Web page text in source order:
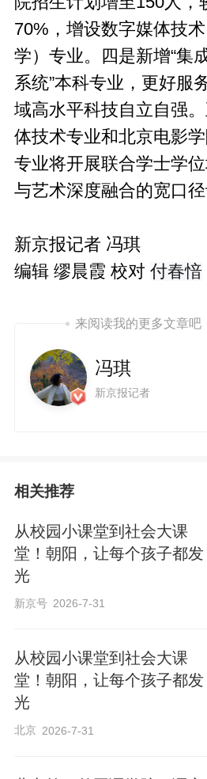
70%，增设数字媒体技
学）专业。四是新增“集
系统”本科专业，更好服
域高水平科技自立自强
体技术专业和北京电影
专业将开展联合学士学
与艺术深度融合的宽口径
新京报记者 冯琪
编辑 缪晨霞 校对 付春愔
来阅读我的更多文章吧
冯琪
新京报记者
相关推荐
从校园小课堂到社会大课
堂！朝阳，让每个孩子都发
光
新京号 2026-7-31
从校园小课堂到社会大课
堂！朝阳，让每个孩子都发
光
北京 2026-7-31